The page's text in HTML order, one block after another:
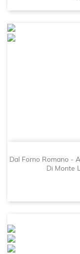
Dal Forno Romano -
Di Monte